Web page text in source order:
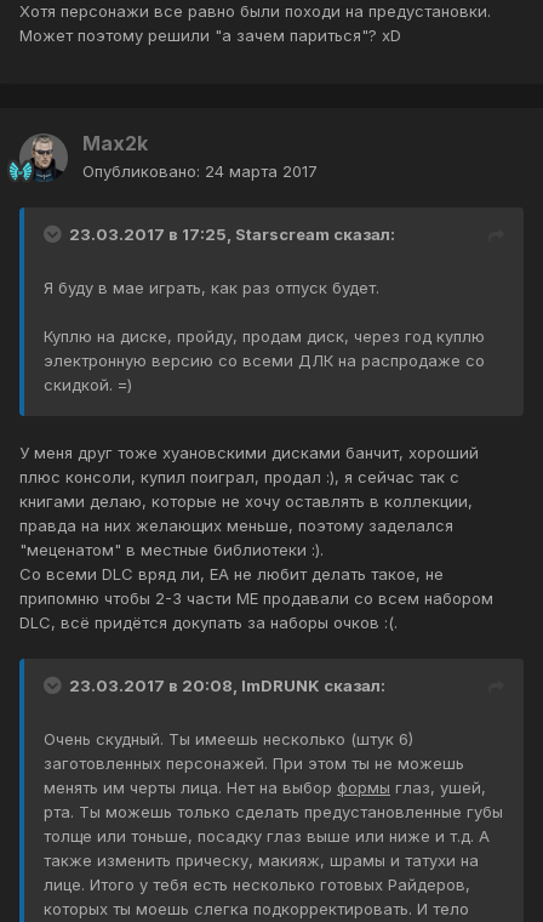
Хотя персонажи все равно были походи на предустановки.
Может поэтому решили "а зачем париться"? хD
Max2k
Опубликовано: 24 марта 2017
23.03.2017 в 17:25, Starscream сказал:
Я буду в мае играть, как раз отпуск будет.
Куплю на диске, пройду, продам диск, через год куплю
электронную версию со всеми ДЛК на распродаже со
скидкой. =)
У меня друг тоже хуановскими дисками банчит, хороший
плюс консоли, купил поиграл, продал :), я сейчас так с
книгами делаю, которые не хочу оставлять в коллекции,
правда на них желающих меньше, поэтому заделался
"меценатом" в местные библиотеки :).
Со всеми DLC вряд ли, EA не любит делать такое, не
припомню чтобы 2-3 части ME продавали со всем набором
DLC, всё придётся докупать за наборы очков :(.
23.03.2017 в 20:08, ImDRUNK сказал:
Очень скудный. Ты имеешь несколько (штук 6)
заготовленных персонажей. При этом ты не можешь
менять им черты лица. Нет на выбор формы глаз, ушей,
рта. Ты можешь только сделать предустановленные губы
толще или тоньше, посадку глаз выше или ниже и т.д. А
также изменить прическу, макияж, шрамы и татухи на
лице. Итого у тебя есть несколько готовых Райдеров,
которых ты моешь слегка подкорректировать. И тело